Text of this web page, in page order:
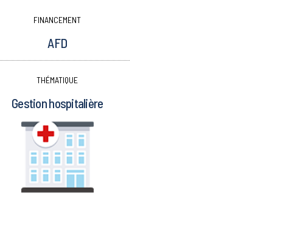
FINANCEMENT
AFD
THÉMATIQUE
Gestion hospitalière